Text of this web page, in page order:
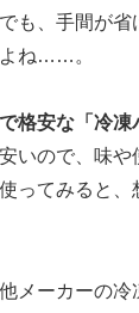
も、手間が省
よね……。
格安な「冷凍
安いので、味や
ってみると、
メーカーの冷